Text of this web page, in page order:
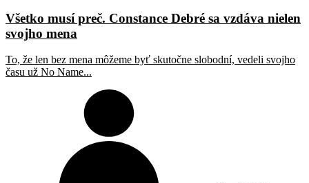
Všetko musí preč. Constance Debré sa vzdáva nielen
svojho mena
To, že len bez mena môžeme byť skutočne slobodní, vedeli svojho
času už No Name...